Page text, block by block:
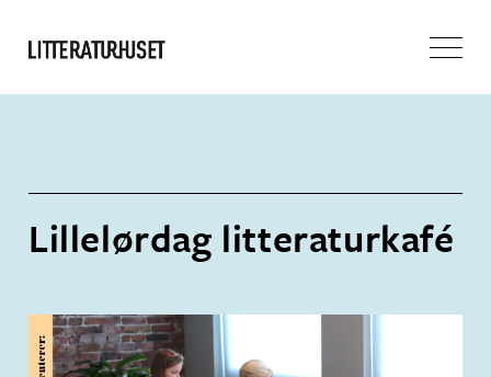
Lillelørdag litteraturkafé